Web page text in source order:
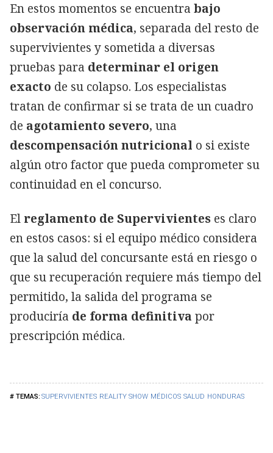
SUPERVIVIENTES REALITY SHOW MÉDICOS SALUD HONDURAS
En estos momentos se encuentra bajo
observación médica, separada del resto de
supervivientes y sometida a diversas
pruebas para determinar el origen
exacto de su colapso. Los especialistas
tratan de confirmar si se trata de un cuadro
de agotamiento severo, una
descompensación nutricional o si existe
algún otro factor que pueda comprometer su
continuidad en el concurso.
El reglamento de Supervivientes es claro
en estos casos: si el equipo médico considera
que la salud del concursante está en riesgo o
que su recuperación requiere más tiempo del
permitido, la salida del programa se
produciría de forma definitiva por
prescripción médica.